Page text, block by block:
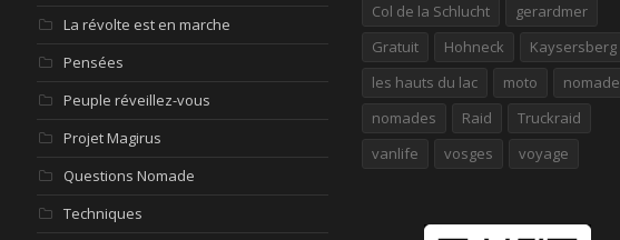
La révolte est en marche
Pensées
Peuple réveillez-vous
Projet Magirus
Questions Nomade
Techniques
Col de la Schlucht
gerardmer
Gratuit
Hohneck
Kaysersberg
les hauts du lac
moto
nomade
nomades
Raid
Truckraid
vanlife
vosges voyage